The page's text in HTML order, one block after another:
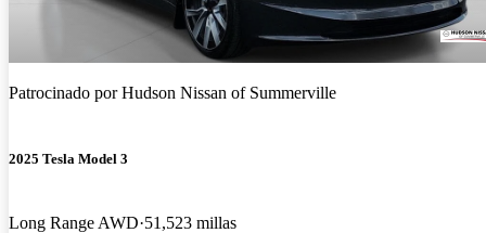
Patrocinado porHudson Nissan of Summerville
2025 Tesla Model 3
Long Range AWD 51,523 millas